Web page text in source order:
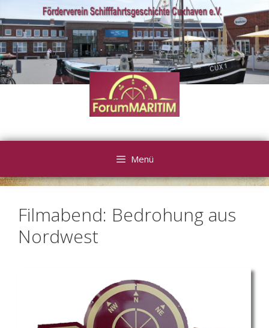
Inhalt
springen
Menü
Filmabend: Bedrohung aus
Nordwest